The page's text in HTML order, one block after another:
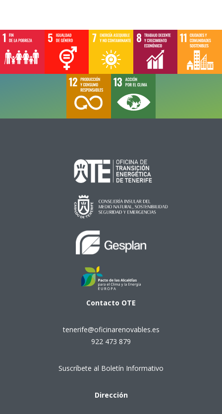
Contacto OTE
tenerife@oficinarenovables.es
922 473 879
Suscríbete al Boletín Informativo
Dirección